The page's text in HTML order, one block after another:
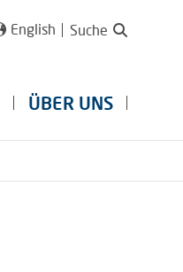
English Suche
ÜBER UNS